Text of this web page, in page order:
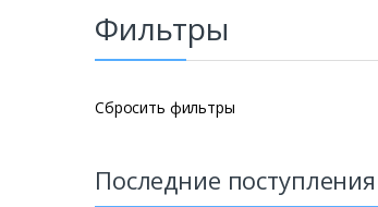
Фильтры
Сбросить фильтры
Последние поступления